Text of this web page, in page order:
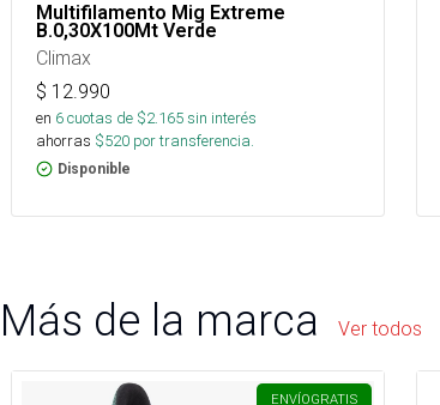
Multifilamento Mig Extreme
B.0,30X100Mt Verde
Climax
$ 12.990
en 6cuotas de $2.165sin interés
ahorras $520 por transferencia.
Disponible
Más de la marca Ver todos
ENVÍOGRATIS